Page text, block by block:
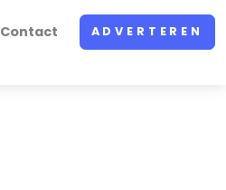
Contact ADVERTEREN